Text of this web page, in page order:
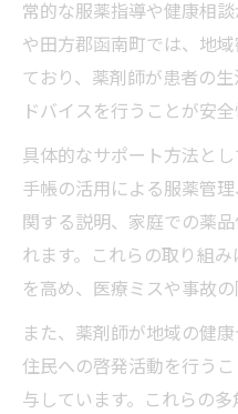
常的な服薬指導や健康相
や田方郡函南町では、地
ており、薬剤師が患者の
ドバイスを行うことが安
具体的なサポート方法と
手帳の活用による服薬管
関する説明、家庭での薬
れます。これらの取り組
を高め、医療ミスや事故
また、薬剤師が地域の健
住民への啓発活動を行う
与しています。これらの